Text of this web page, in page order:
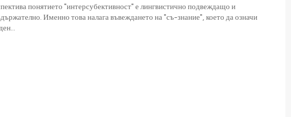
понятието "интерсубективност" е лингвистично подвеждащо и
Именно това налага въвеждането на "съ-знание", което да означи